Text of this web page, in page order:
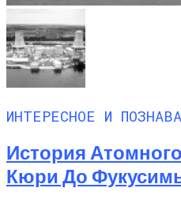
ИНТЕРЕСНОЕ И
История
Кюри До